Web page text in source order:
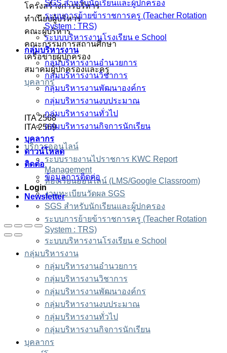
โครงสร้างการบริหาร
ทำเนียบผู้บริหาร
คณะผู้บริหาร
คณะกรรมการสถานศึกษา
เครือข่ายผู้ปกครอง
สมาคมผู้ปกครองและครู
บุคลากร
ITA 2568
ITA 2569
บริการออนไลน์
ระบบรายงานไปราชการ KWC Report
Management
ห้องเรียนออนไลน์ (LMS/Google Classroom)
งานทะเบียนวัดผล SGS
SGS สำหรับนักเรียนและผู้ปกครอง
ระบบการย้ายข้าราชการครู (Teacher Rotation
System : TRS)
ระบบบริหารงานโรงเรียน e School
กลุ่มบริหารงาน
กลุ่มบริหารงานอำนวยการ
กลุ่มบริหารงานวิชาการ
กลุ่มบริหารงานพัฒนาองค์กร
กลุ่มบริหารงานงบประมาณ
กลุ่มบริหารงานทั่วไป
กลุ่มบริหารงานกิจการนักเรียน
บุคลากร
SGS สำหรับนักเรียนและผู้ปกครอง
ระบบการย้ายข้าราชการครู (Teacher Rotation
System : TRS)
ระบบบริหารงานโรงเรียน e School
กลุ่มบริหารงาน
กลุ่มบริหารงานอำนวยการ
กลุ่มบริหารงานวิชาการ
กลุ่มบริหารงานพัฒนาองค์กร
กลุ่มบริหารงานงบประมาณ
กลุ่มบริหารงานทั่วไป
กลุ่มบริหารงานกิจการนักเรียน
บุคลากร
ดาวน์โหลด
ติดต่อ
ข้อมูลการติดต่อ
Login
Newsletter